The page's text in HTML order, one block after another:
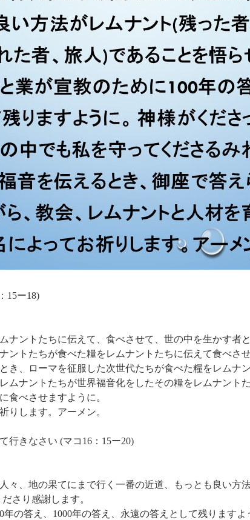
15ー18)
ナントたちに伝えて、食べさせて、世の中を生かす者
ントたちが食べた糧をレムナントたちに伝えて食べさせ
き、ローマを征服した次世代たちが食べた糧をレムナ
ムナントたちが世界福音化をしたその糧をレムナント
食べさせますように。
りします。アーメン。
行きなさい (マコ16：15ー20)
々、地の果てにまで行く一番の近道、もっとも良い方
さり感謝します。
の答え、1000年の答え、永遠の答えとして残りますよ